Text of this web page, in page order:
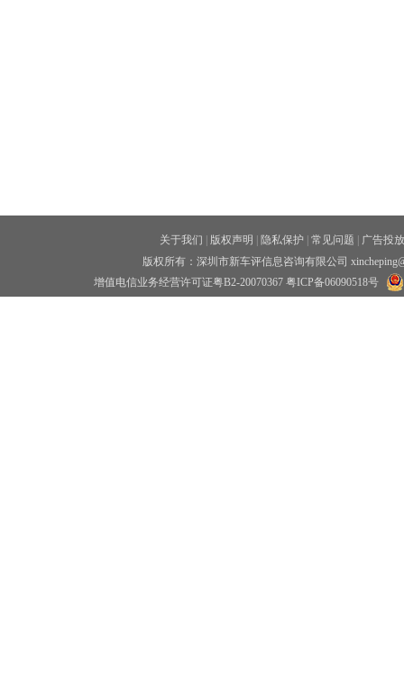
关于我们 版权声明 隐私保护 常见问题
广告投放
版权所有：深圳市新车评信息咨询有限公司
增值电信业务经营许可证粤B2-20070367 粤ICP备06090518号